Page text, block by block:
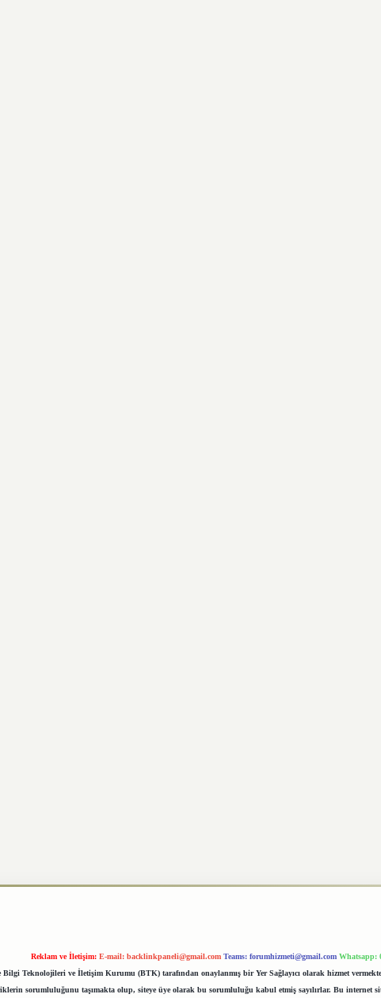
Reklam ve İletişim: E-mail: backlinkpaneli@gmail.com Teams: forumhizmeti@gmail.com Whatsapp:
Bilgi Teknolojileri ve İletişim Kurumu (BTK) tarafından onaylanmış bir Yer Sağlayıcı olarak hizmet
sorumluluğunu taşımakta olup, siteye üye olarak bu sorumluluğu kabul etmiş sayılırlar. Bu internet